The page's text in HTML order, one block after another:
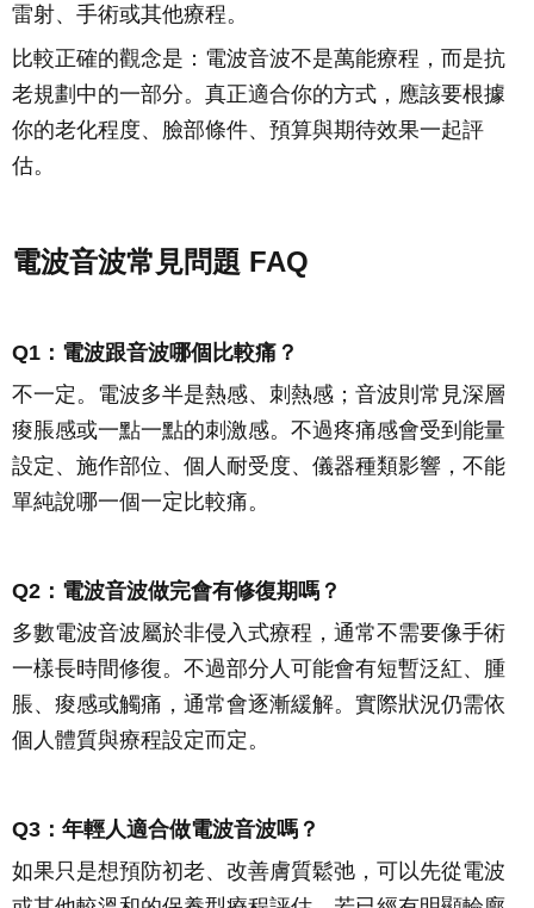
雷射、手術或其他療程。
比較正確的觀念是：電波音波不是萬能療程，而是抗
老規劃中的一部分。真正適合你的方式，應該要根據
你的老化程度、臉部條件、預算與期待效果一起評
估。
電波音波常見問題 FAQ
Q1：電波跟音波哪個比較痛？
不一定。電波多半是熱感、刺熱感；音波則常見深層
痠脹感或一點一點的刺激感。不過疼痛感會受到能量
設定、施作部位、個人耐受度、儀器種類影響，不能
單純說哪一個一定比較痛。
Q2：電波音波做完會有修復期嗎？
多數電波音波屬於非侵入式療程，通常不需要像手術
一樣長時間修復。不過部分人可能會有短暫泛紅、腫
脹、痠感或觸痛，通常會逐漸緩解。實際狀況仍需依
個人體質與療程設定而定。
Q3：年輕人適合做電波音波嗎？
如果只是想預防初老、改善膚質鬆弛，可以先從電波